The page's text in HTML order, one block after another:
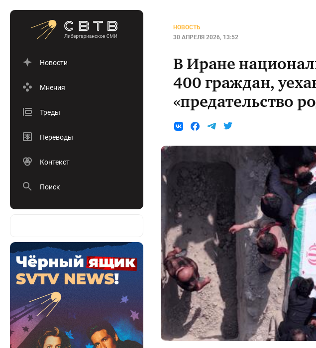
Новости
Мнения
Треды
Переводы
Контекст
Поиск
НОВОСТЬ
30 АПРЕЛЯ 2026, 13:52
В Иране
400 граждан,
«предательство